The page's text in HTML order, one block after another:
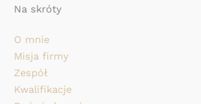
Na skróty
O mnie
Misja firmy
Zespół
Kwalifikacje